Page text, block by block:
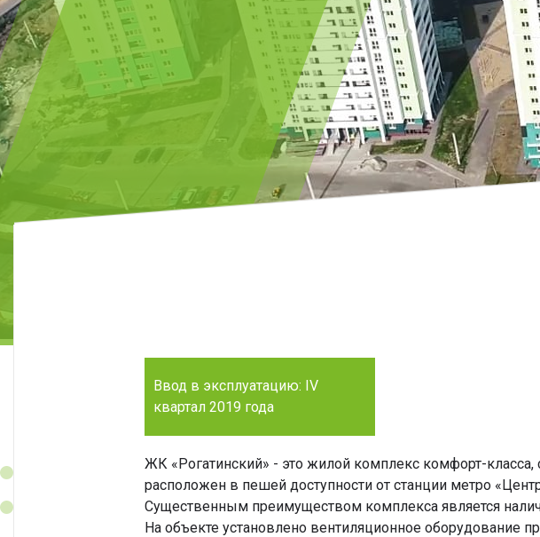
Ввод в эксплуатацию: IV
квартал 2019 года
ЖК «Рогатинский» - это жилой комплекс комфорт-
расположен в пешей доступности от станции метро
Существенным преимуществом комплекса является
На объекте установлено вентиляционное оборудование